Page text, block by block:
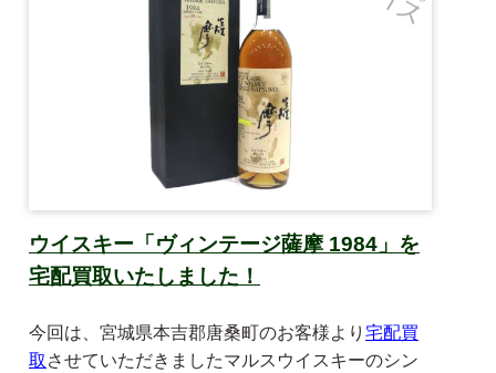
ウイスキー「ヴィンテージ薩摩 1984」を
宅配買取いたしました！
今回は、宮城県本吉郡唐桑町のお客様より 宅配買
取 させていただきましたマルスウイスキーのシン